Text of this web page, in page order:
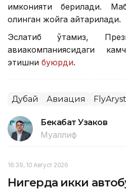
имконияти берилади.
олинган жойга қайтарилади.
Эслатиб ўтамиз,
авиакомпаниясидаги
этишни буюрди.
Дубай Авиация
Бекабат Узаков
Муаллиф
16:39, 10 Август 2026
Нигерда икки